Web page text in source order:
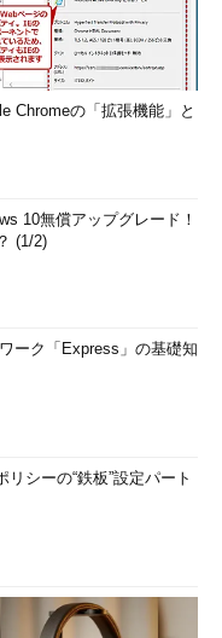
Chromeの「拡張機能」と
10無償アップグレード！
(1/2)
ーク「Express」の基礎知
シーの“鉄板”設定パート